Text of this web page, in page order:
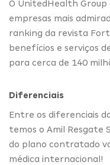
O UnitedHealth Group
empresas mais
ranking da revista
benefícios e serviços
para cerca de 140
Diferenciais
Entre os diferenciais
temos o Amil Resgate
do plano contratado
médica internacional!